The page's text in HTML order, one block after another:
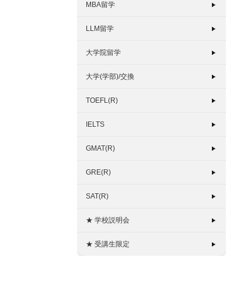
MBA留学
LLM留学
大学院留学
大学(学部)/交換
TOEFL(R)
IELTS
GMAT(R)
GRE(R)
SAT(R)
★ 学校説明会
★ 受講生限定